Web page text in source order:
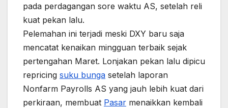
pada perdagangan sore waktu AS, setelah reli
kuat pekan lalu.
Pelemahan ini terjadi meski DXY baru saja
mencatat kenaikan mingguan terbaik sejak
pertengahan Maret. Lonjakan pekan lalu dipicu
repricing suku bunga setelah laporan
Nonfarm Payrolls AS yang jauh lebih kuat dari
perkiraan, membuat Pasar menaikkan kembali